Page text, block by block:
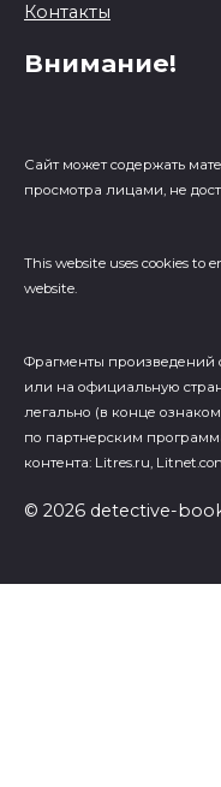
Контакты
Внимание!
Сайт может содержать
просмотра лицами, не
This website uses cookies to
website.
Фрагменты произведений
или на официальную
легально (в конце
по партнерским
контента: Litres.ru,
© 2026 detective-